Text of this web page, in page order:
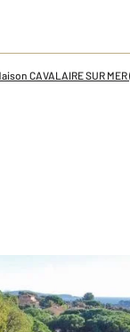
CAVALAIRE SUR